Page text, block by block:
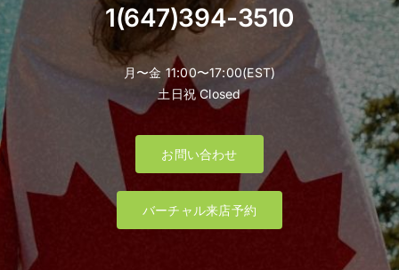
1(647)394-3510
月〜金 11:00〜17:00(EST)
土日祝 Closed
お問い合わせ
バーチャル来店予約